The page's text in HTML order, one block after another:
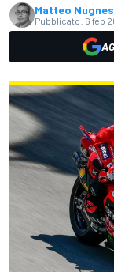
Matteo Nugnes
Pubblicato: 6 feb